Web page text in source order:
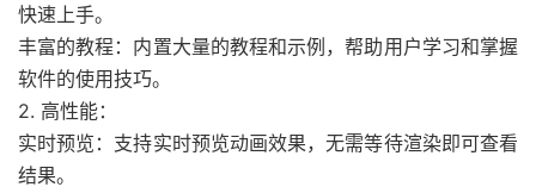
快速上手。
丰富的教程：内置大量的教程和示例，帮助用户学习和掌握
软件的使用技巧。
2. 高性能：
实时预览：支持实时预览动画效果，无需等待渲染即可查看
结果。